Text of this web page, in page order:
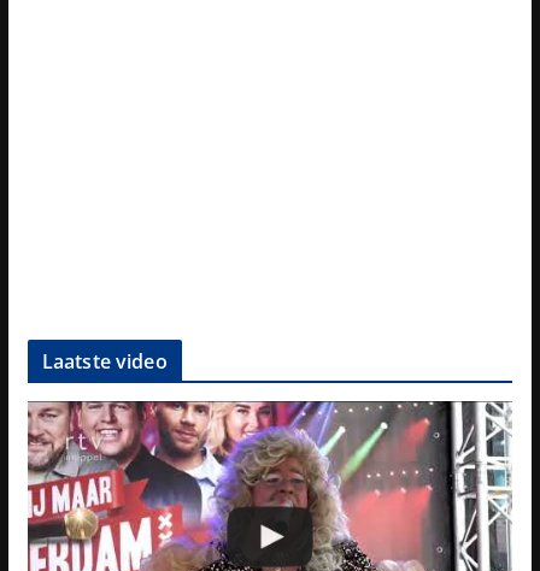
Laatste video